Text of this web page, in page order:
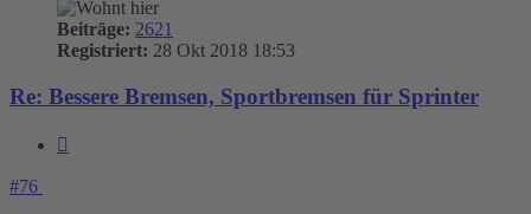
Beiträge: 2621
Registriert: 28 Okt 2018 18:53
Re: Bessere Bremsen, Sportbremsen für Sprinter
#76